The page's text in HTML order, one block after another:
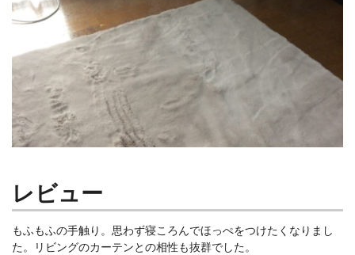
レビュー
もふもふの手触り。思わず寝ころんでほっぺをつけたくなりまし
た。リビングのカーテンとの相性も抜群でした。